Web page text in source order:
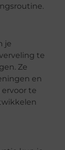
je
te
Ze
en
te